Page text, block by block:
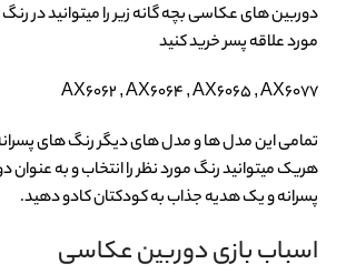
دوربین های عکاسی بچه گانه زیر را میتوانید در
مورد علاقه پسر خرید کنید
AX6062 , AX6064 , AX6065 , AX6077
تمامی این مدل ها و مدل های دیگر رنگ های پسرانه
هریک میتوانید رنگ مورد نظر را انتخاب و به
پسرانه و یک هدیه جذاب به کودکتان کادو دهید.
اسباب بازی دوربین عکاسی